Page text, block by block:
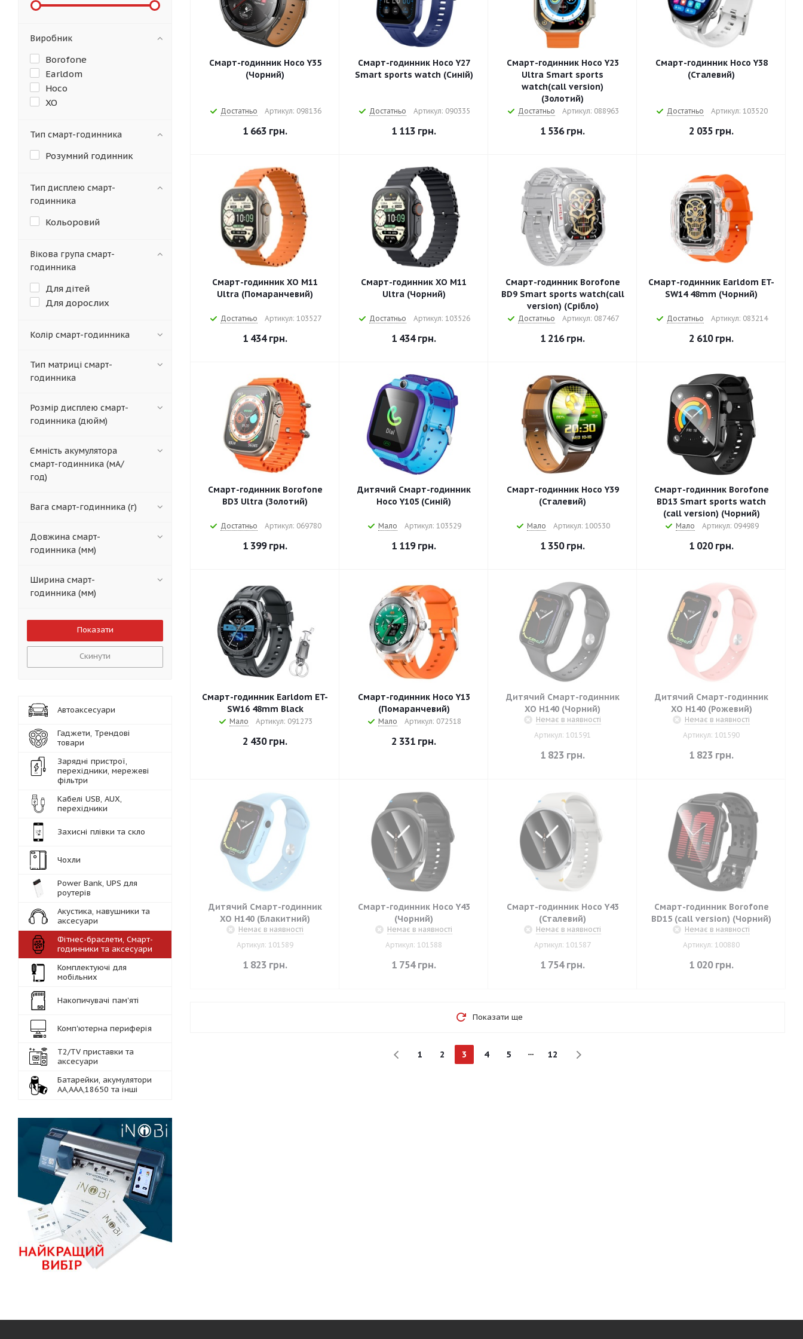
Смарт-годинник Hoco Y35
(Чорний)
Достатньо Артикул: 098136
1 663 грн.
Смарт-годинник Hoco Y27
Smart sports watch (Синій)
Достатньо Артикул: 090335
1 113 грн.
Смарт-годинник Hoco Y23
Ultra Smart sports
watch(call version)
(Золотий)
Достатньо Артикул: 088963
1 536грн.
Смарт-годинник Hoco Y38
(Сталевий)
Достатньо Артикул: 103520
2 035 грн.
Смарт-годинник XO M11
Ultra (Помаранчевий)
Достатньо Артикул: 103527
1 434грн.
Смарт-годинник XO M11
Ultra (Чорний)
Достатньо Артикул: 103526
1 434грн.
Смарт-годинник Borofone
BD9 Smart sports watch(call
version) (Срiбло)
Достатньо Артикул: 087467
1 216грн.
Смарт-годинник Earldom ET-
SW14 48mm (Чорний)
Достатньо Артикул: 083214
2 610грн.
Смарт-годинник Borofone
BD3 Ultra (Золотий)
Достатньо Артикул: 069780
1 399грн.
Дитячий Смарт-годинник
Hoco Y105 (Синій)
Мало Артикул: 103529
1 119грн.
Смарт-годинник Hoco Y39
(Сталевий)
Мало Артикул: 100530
1 350грн.
Смарт-годинник Borofone
BD13 Smart sports watch
(call version) (Чорний)
Мало Артикул: 094989
1 020грн.
Смарт-годинник Earldom ET-
SW16 48mm Black
Мало Артикул: 091273
2 430грн.
Смарт-годинник Hoco Y13
(Помаранчевий)
Мало Артикул: 072518
2 331 грн.
Дитячий Смарт-годинник
XO H140 (Чорний)
Немає в наявності
Артикул: 101591
1 823 грн.
Дитячий Смарт-годинник
XO H140 (Рожевий)
Немає в наявності
Артикул: 101590
1 823 грн.
Дитячий Смарт-годинник
XO H140 (Блакитний)
Немає в наявності
Артикул: 101589
1 823 грн.
Смарт-годинник Hoco Y43
(Чорний)
Немає в наявності
Артикул: 101588
1 754грн.
Смарт-годинник Hoco Y43
(Сталевий)
Немає в наявності
Артикул: 101587
1 754грн.
Смарт-годинник Borofone
BD15 (call version) (Чорний)
Немає в наявності
Артикул: 100880
1 020грн.
Показати ще
1 2 3 4 5 12
Виробник
Borofone
Earldom
Hoco
XO
Тип смарт-годинника
Розумний годинник
Тип дисплею смарт-
годинника
Кольоровий
Вікова група смарт-
годинника
Для дітей
Для дорослих
Колір смарт-годинника
Тип матриці смарт-
годинника
Розмір дисплею смарт-
годинника (дюйм)
Ємність акумулятора
смарт-годинника (мА/
год)
Вага смарт-годинника (г)
Довжина смарт-
годинника (мм)
Ширина смарт-
годинника (мм)
Скинути
Автоаксесуари
Гаджети, Трендові
товари
Зарядні пристрої,
перехідники, мережеві
фільтри
Кабелі USB, AUX,
перехідники
Захисні плівки та скло
Чохли
Power Bank, UPS для
роутерів
Акустика, навушники та
аксесуари
Фітнес-браслети, Смарт-
годинники та аксесуари
Комплектуючі для
мобільних
Накопичувачі пам'яті
Комп'ютерна периферія
Т2/TV приставки та
аксесуари
Батарейки, акумулятори
АА,ААА,18650 та інші